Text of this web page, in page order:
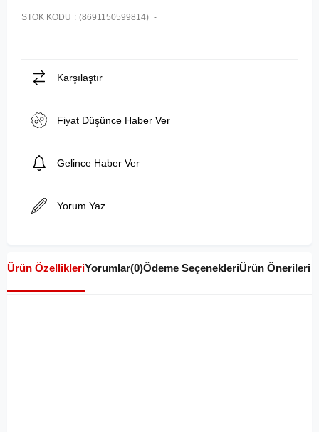
STOK KODU (8691150599814)
Karşılaştır
Fiyat Düşünce Haber Ver
Gelince Haber Ver
Yorum Yaz
Ürün ÖzellikleriYorumlar(0)Ödeme SeçenekleriÜrün Önerileri